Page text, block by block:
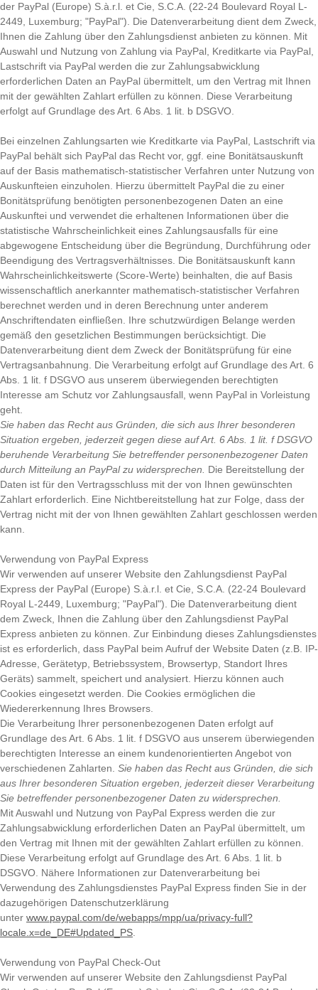
der PayPal (Europe) S.à.r.l. et Cie, S.C.A. (22-24 Boulevard Royal L-
2449, Luxemburg; "PayPal"). Die Datenverarbeitung dient dem Zweck,
Ihnen die Zahlung über den Zahlungsdienst anbieten zu können. Mit
Auswahl und Nutzung von Zahlung via PayPal, Kreditkarte via PayPal,
Lastschrift via PayPal werden die zur Zahlungsabwicklung
erforderlichen Daten an PayPal übermittelt, um den Vertrag mit Ihnen
mit der gewählten Zahlart erfüllen zu können. Diese Verarbeitung
erfolgt auf Grundlage des Art. 6 Abs. 1 lit. b DSGVO.
Bei einzelnen Zahlungsarten wie Kreditkarte via PayPal, Lastschrift via
PayPal behält sich PayPal das Recht vor, ggf. eine Bonitätsauskunft
auf der Basis mathematisch-statistischer Verfahren unter Nutzung von
Auskunfteien einzuholen. Hierzu übermittelt PayPal die zu einer
Bonitätsprüfung benötigten personenbezogenen Daten an eine
Auskunftei und verwendet die erhaltenen Informationen über die
statistische Wahrscheinlichkeit eines Zahlungsausfalls für eine
abgewogene Entscheidung über die Begründung, Durchführung oder
Beendigung des Vertragsverhältnisses. Die Bonitätsauskunft kann
Wahrscheinlichkeitswerte (Score-Werte) beinhalten, die auf Basis
wissenschaftlich anerkannter mathematisch-statistischer Verfahren
berechnet werden und in deren Berechnung unter anderem
Anschriftendaten einfließen. Ihre schutzwürdigen Belange werden
gemäß den gesetzlichen Bestimmungen berücksichtigt. Die
Datenverarbeitung dient dem Zweck der Bonitätsprüfung für eine
Vertragsanbahnung. Die Verarbeitung erfolgt auf Grundlage des Art. 6
Abs. 1 lit. f DSGVO aus unserem überwiegenden berechtigten
Interesse am Schutz vor Zahlungsausfall, wenn PayPal in Vorleistung
geht.
Sie haben das Recht aus Gründen, die sich aus Ihrer besonderen
Situation ergeben, jederzeit gegen diese auf Art. 6 Abs. 1 lit. f DSGVO
beruhende Verarbeitung Sie betreffender personenbezogener Daten
durch Mitteilung an PayPal zu widersprechen.
Die Bereitstellung der
Daten ist für den Vertragsschluss mit der von Ihnen gewünschten
Zahlart erforderlich. Eine Nichtbereitstellung hat zur Folge, dass der
Vertrag nicht mit der von Ihnen gewählten Zahlart geschlossen werden
kann.
Verwendung von PayPal Express
Wir verwenden auf unserer Website den Zahlungsdienst PayPal
Express der PayPal (Europe) S.à.r.l. et Cie, S.C.A. (22-24 Boulevard
Royal L-2449, Luxemburg; "PayPal"). Die Datenverarbeitung dient
dem Zweck, Ihnen die Zahlung über den Zahlungsdienst PayPal
Express anbieten zu können. Zur Einbindung dieses Zahlungsdienstes
ist es erforderlich, dass PayPal beim Aufruf der Website Daten (z.B. IP-
Adresse, Gerätetyp, Betriebssystem, Browsertyp, Standort Ihres
Geräts) sammelt, speichert und analysiert. Hierzu können auch
Cookies eingesetzt werden. Die Cookies ermöglichen die
Wiedererkennung Ihres Browsers.
Die Verarbeitung Ihrer personenbezogenen Daten erfolgt auf
Grundlage des Art. 6 Abs. 1 lit. f DSGVO aus unserem überwiegenden
berechtigten Interesse an einem kundenorientierten Angebot von
verschiedenen Zahlarten. Sie haben das Recht aus Gründen, die sich
aus Ihrer besonderen Situation ergeben, jederzeit dieser Verarbeitung
Sie betreffender personenbezogener Daten zu widersprechen.
Mit Auswahl und Nutzung von PayPal Express werden die zur
Zahlungsabwicklung erforderlichen Daten an PayPal übermittelt, um
den Vertrag mit Ihnen mit der gewählten Zahlart erfüllen zu können.
Diese Verarbeitung erfolgt auf Grundlage des Art. 6 Abs. 1 lit. b
DSGVO. Nähere Informationen zur Datenverarbeitung bei
Verwendung des Zahlungsdienstes PayPal Express finden Sie in der
dazugehörigen Datenschutzerklärung
unter www.paypal.com/de/webapps/mpp/ua/privacy-full?
locale.x=de_DE#Updated_PS
Verwendung von PayPal Check-Out
Wir verwenden auf unserer Website den Zahlungsdienst PayPal